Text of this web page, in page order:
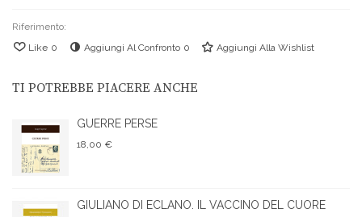
Riferimento:
Like 0 Aggiungi Al Confronto 0 Aggiungi Alla Wishlist
TI POTREBBE PIACERE ANCHE
GUERRE PERSE
18,00 €
GIULIANO DI ECLANO. IL VACCINO DEL CUORE